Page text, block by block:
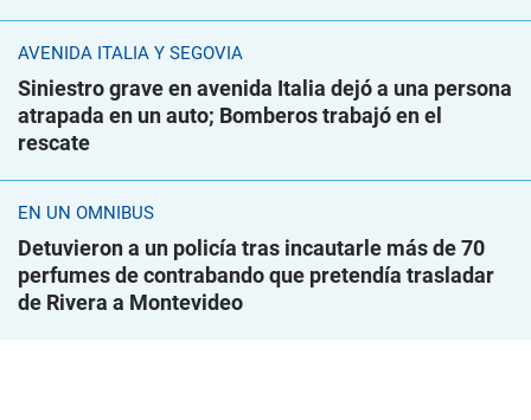
AVENIDA ITALIA Y SEGOVIA
Siniestro grave en avenida Italia dejó a una persona
atrapada en un auto; Bomberos trabajó en el
rescate
EN UN ÓMNIBUS
Detuvieron a un policía tras incautarle más de 70
perfumes de contrabando que pretendía trasladar
de Rivera a Montevideo